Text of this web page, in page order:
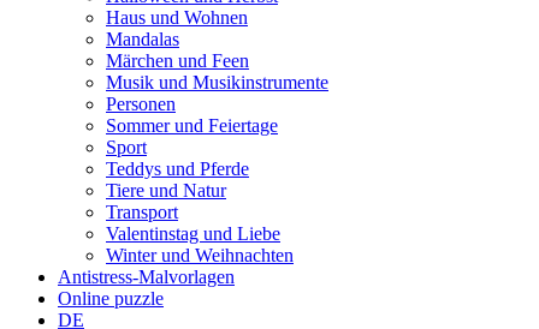
Haus und Wohnen
Mandalas
Märchen und Feen
Musik und Musikinstrumente
Personen
Sommer und Feiertage
Sport
Teddys und Pferde
Tiere und Natur
Transport
Valentinstag und Liebe
Winter und Weihnachten
Antistress-Malvorlagen
Online puzzle
DE